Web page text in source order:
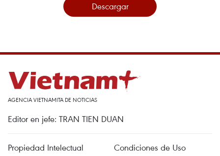
Descargar
AGENCIA VIETNAMITA DE NOTICIAS
Editor en jefe: TRAN TIEN DUAN
Propiedad Intelectual
Condiciones de Uso